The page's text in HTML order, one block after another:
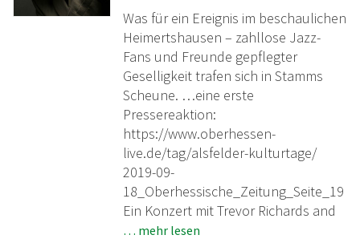
Was für ein Ereignis im beschaulichen
Heimertshausen – zahllose Jazz-
Fans und Freunde gepflegter
Geselligkeit trafen sich in Stamms
Scheune. …eine erste
Pressereaktion:
https://www.oberhessen-
live.de/tag/alsfelder-kulturtage/
2019-09-
18_Oberhessische_Zeitung_Seite_19
Ein Konzert mit Trevor Richards and
… mehr lesen